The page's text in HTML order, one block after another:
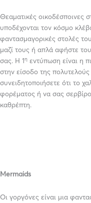
Θεαματικές οικοδέσποινες
υποδέχονται τον κόσμο
φαντασμαγορικές στολές
μαζί τους ή απλά αφήστε
σας. Η 1η εντύπωση είναι η
στην είσοδο της
συνειδητοποιήσετε ότι το
φορέματος ή να σας
καθρέπτη.
Mermaids
Οι γοργόνες είναι μια